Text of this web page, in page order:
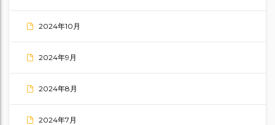
2024年10月
2024年9月
2024年8月
2024年7月